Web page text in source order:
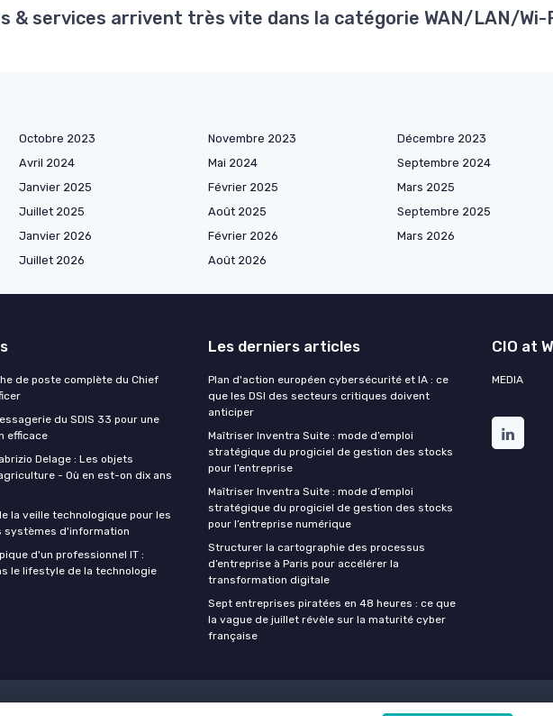
& services arrivent très vite dans la catégorie WAN/LAN/Wi-
Octobre 2023 Novembre 2023 Décembre 2023
Avril 2024 Mai 2024 Septembre 2024
Janvier 2025 Février 2025 Mars 2025
Juillet 2025 Août 2025 Septembre 2025
Janvier 2026 Février 2026 Mars 2026
Juillet 2026 Août 2026
de poste complète du Chief
du SDIS 33 pour une
efficace
Delage : Les objets
- Où en est-on dix ans
la veille technologique pour les
systèmes d'information
d'un professionnel IT :
le lifestyle de la technologie
Les derniers articles
Plan d'action européen cybersécurité et IA : ce
que les DSI des secteurs critiques doivent
anticiper
Maîtriser Inventra Suite : mode d’emploi
stratégique du progiciel de gestion des stocks
pour l’entreprise
Maîtriser Inventra Suite : mode d’emploi
stratégique du progiciel de gestion des stocks
pour l’entreprise numérique
Structurer la cartographie des processus
d’entreprise à Paris pour accélérer la
transformation digitale
Sept entreprises piratées en 48 heures : ce que
la vague de juillet révèle sur la maturité cyber
française
CIO at
MEDIA